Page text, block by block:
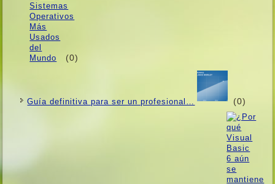
(0)
Guí­a definitiva para ser un profesional… (0)